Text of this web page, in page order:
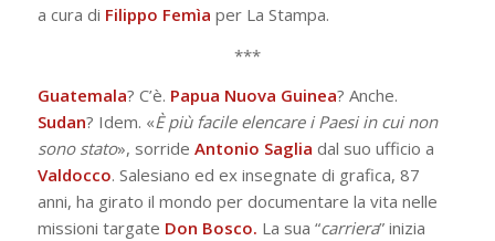
a cura di Filippo Femìa per La Stampa.
***
Guatemala? C’è. Papua Nuova Guinea? Anche.
Sudan? Idem. «È più facile elencare i Paesi in cui non
sono stato», sorride Antonio Saglia dal suo ufficio a
Valdocco. Salesiano ed ex insegnate di grafica, 87
anni, ha girato il mondo per documentare la vita nelle
missioni targate Don Bosco. La sua “carriera” inizia